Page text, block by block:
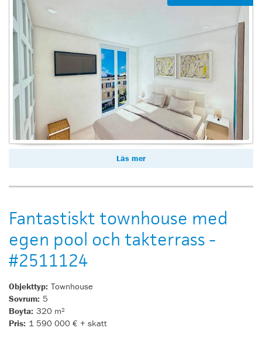
Läs mer
Fantastiskt townhouse med
egen pool och takterrass -
#2511124
Objekttyp: Townhouse
Sovrum: 5
Boyta: 320 m²
Pris: 1 590 000 € + skatt